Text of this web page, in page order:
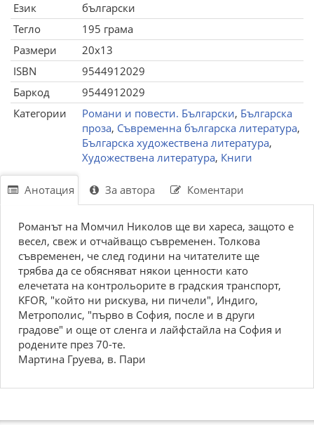
Език
български
Тегло
195 грама
Размери
20x13
ISBN
9544912029
Баркод
9544912029
Категории
Романи и повести. Български, Българска
проза, Съвременна българска литература,
Българска художествена литература,
Художествена литература, Книги
Анотация За автора Коментари
Романът на Момчил Николов ще ви хареса, защото е
весел, свеж и отчайващо съвременен. Толкова
съвременен, че след години на читателите ще
трябва да се обясняват някои ценности като
елечетата на контрольорите в градския транспорт,
KFOR, "който ни рискува, ни пичели", Индиго,
Метрополис, "първо в София, после и в други
градове" и още от сленга и лайфстайла на София и
родените през 70-те.
Мартина Груева, в. Пари